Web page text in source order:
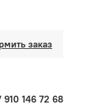
заказ
910 146 72 68